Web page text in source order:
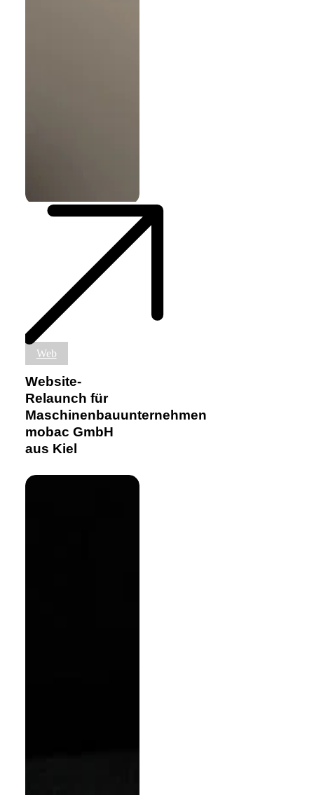
Website-
Relaunch
für
Maschinenbauunternehmen
mobac
GmbH
aus
Web
Website-
Relaunch für
Maschinenbauunternehmen
mobac GmbH
aus Kiel